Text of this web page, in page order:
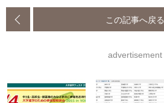
この記事へ戻る
advertisement